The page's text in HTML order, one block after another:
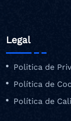
Legal
Politica de
Política de
Política de